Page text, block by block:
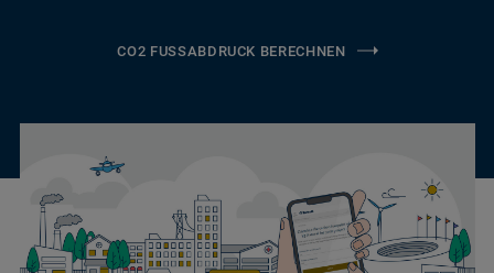
CO2 FUSSABDRUCK BERECHNEN